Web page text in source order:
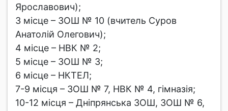
Ярославович);
3 місце – ЗОШ № 10 (вчитель Суров
Анатолій Олегович);
4 місце – НВК № 2;
5 місце – ЗОШ № 3;
6 місце – НКТЕЛ;
7-9 місця – ЗОШ № 7, НВК № 4, гімназія;
10-12 місця – Дніпрянська ЗОШ, ЗОШ № 6,